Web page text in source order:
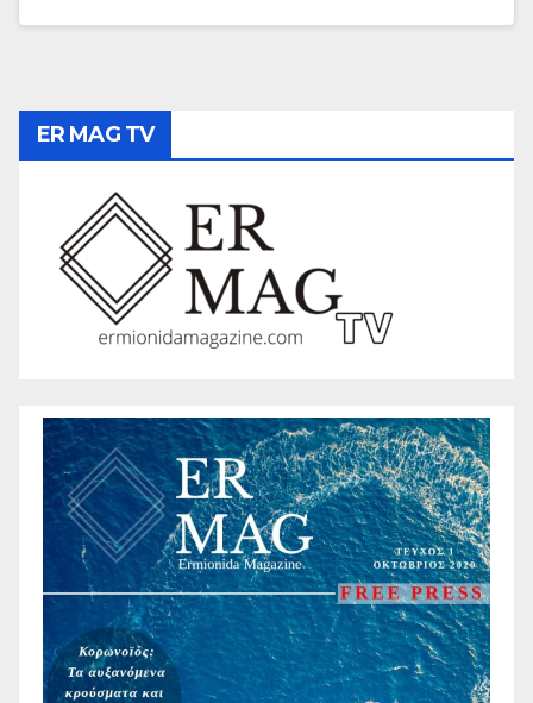
ER MAG TV